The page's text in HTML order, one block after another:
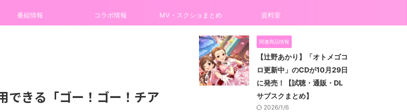
番組情報 コラボ情報 MV・スクショまとめ 資料室
できる「ゴー！ゴー！チア
関連商品情報
【辻野あかり】「オトメゴコ
ロ更新中」のCDが10月29日
に発売！【試聴・通販・DL
サブスクまとめ】
2026/1/6